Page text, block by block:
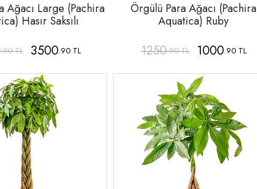
Ağacı Large (Pachira
Hasır Saksılı
.90 TL 3500.90 TL
Örgülü Para Ağacı (Pachira
Aquatica) Ruby
1250.90 TL 1000.90 TL